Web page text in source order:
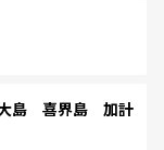
島 喜界島 加計